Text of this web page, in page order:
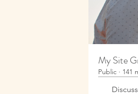
My Site
Public · 141